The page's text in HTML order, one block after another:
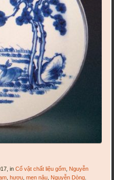
inCổ vật chất liệu gốm Nguyễn
,hươu ,men nâu Nguyễn Dòng